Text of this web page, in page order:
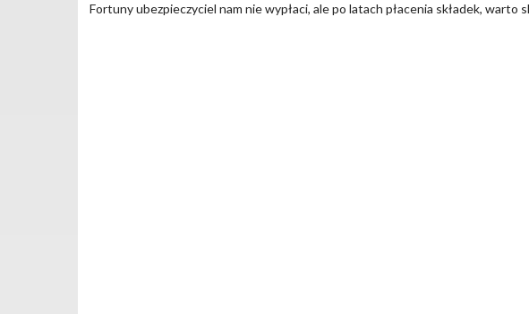
Fortuny ubezpieczyciel nam nie wypłaci, ale po latach płacenia składek, warto